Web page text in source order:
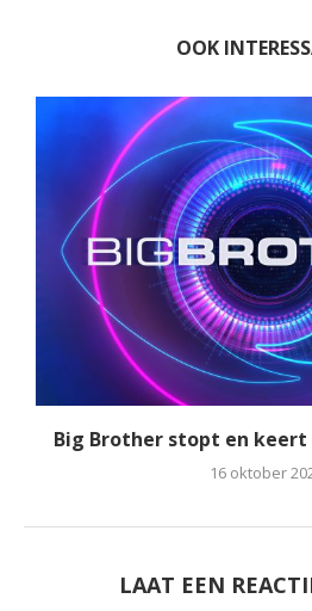
OOK
Big Brother stopt en
16 oktober
LAAT EEN